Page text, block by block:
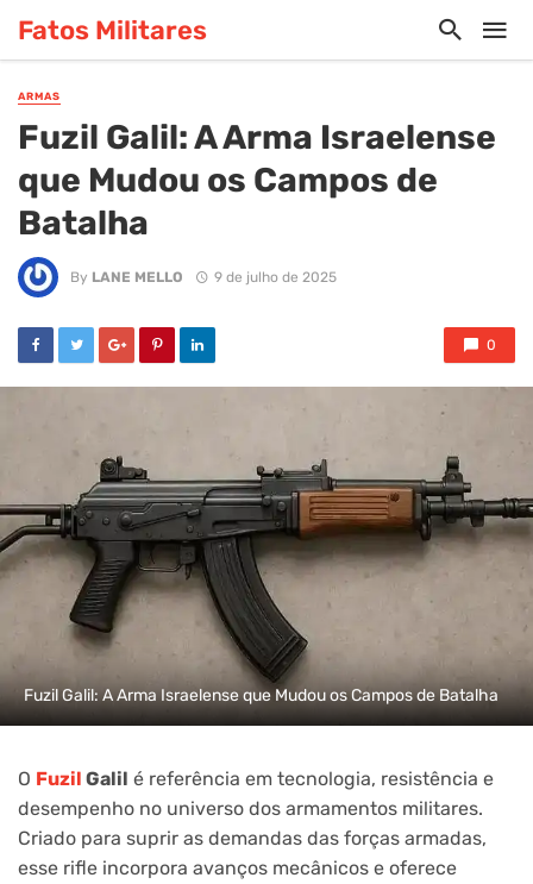
Fatos Militares
ARMAS
Fuzil Galil: A Arma Israelense
que Mudou os Campos de
Batalha
By LANE MELLO 9 de julho de 2025
0
Fuzil Galil: A Arma Israelense que Mudou os Campos de Batalha
O Fuzil Galil é referência em tecnologia, resistência e
desempenho no universo dos armamentos militares.
Criado para suprir as demandas das forças armadas,
esse rifle incorpora avanços mecânicos e oferece